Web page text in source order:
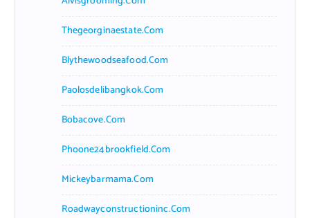
Thegeorginaestate.com
Blythewoodseafood.com
Paolosdelibangkok.com
Bobacove.com
Phoone24brookfield.com
Mickeybarmama.com
Roadwayconstructioninc.com